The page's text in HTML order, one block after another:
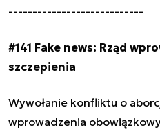
----------------------------
#141 Fake news: Rząd
szczepienia
Wywołanie konfliktu o
wprowadzenia